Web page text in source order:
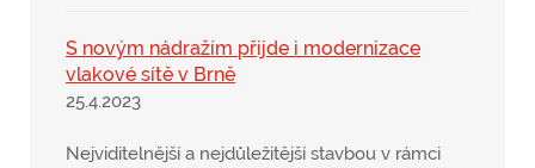
S novým nádražím přijde i modernizace
vlakové sítě v Brně
25.4.2023
Nejviditelnější a nejdůležitější stavbou v rámci